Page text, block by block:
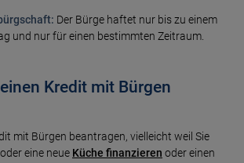
Der Bürge haftet nur bis zu einem
und nur für einen bestimmten Zeitraum.
Kredit mit Bürgen
mit Bürgen beantragen, vielleicht weil Sie
oder eine neue Küche finanzieren oder einen